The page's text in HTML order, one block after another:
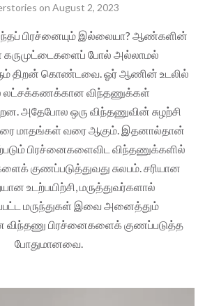
on August 2, 2023
பிரச்னையும் இல்லையா? ஆண்களின்
கருமுட்டைகளைப் போல் அல்லாமல்
திறன் கொண்டவை. ஓர் ஆணின் உடலில்
லட்சக்கணக்கான விந்தணுக்கள்
அதேபோல ஒரு விந்தணுவின் சுழற்சி
மாதங்கள் வரை ஆகும். இதனால்தான்
பிரச்னைகளைவிட விந்தணுக்களில்
குணப்படுத்துவது சுலபம். சரியான
உடற்பயிற்சி, மருத்துவர்களால்
மருந்துகள் இவை அனைத்தும்
விந்தணு பிரச்னைகளைக் குணப்படுத்த
போதுமானவை.